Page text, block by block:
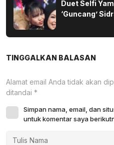
Duet Selfi
‘Guncang’
TINGGALKAN BALASAN
Alamat email Anda tidak akan
ditandai *
Simpan nama, email, dan
untuk komentar saya